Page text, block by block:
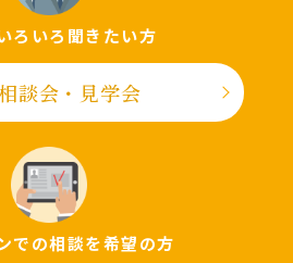
ろいろ聞きたい⽅
談会・⾒学会
での相談を希望の⽅